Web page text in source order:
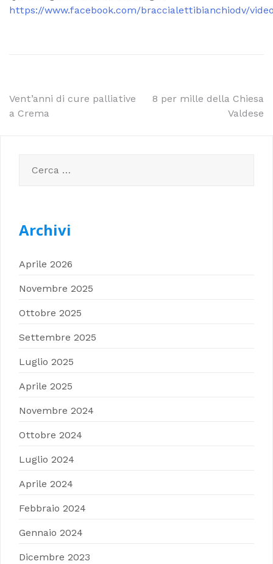
https://www.facebook.com/braccialettibianchiodv/
Navigazione
articoli
Vent’anni di cure palliative
a Crema
8 per mille della Chiesa
Valdese
per:
Archivi
Aprile 2026
Novembre 2025
Ottobre 2025
Settembre 2025
Luglio 2025
Aprile 2025
Novembre 2024
Ottobre 2024
Luglio 2024
Aprile 2024
Febbraio 2024
Gennaio 2024
Dicembre 2023